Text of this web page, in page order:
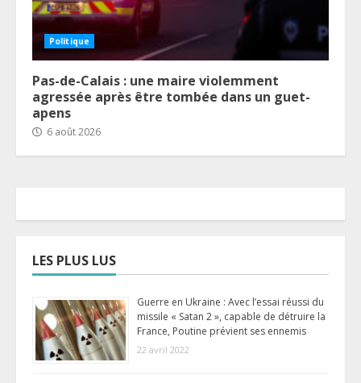
Politique
Pas-de-Calais : une maire violemment
agressée après être tombée dans un guet-
apens
6 août 2026
LES PLUS LUS
Guerre en Ukraine : Avec l’essai réussi du
missile « Satan 2 », capable de détruire la
France, Poutine prévient ses ennemis
22 avril 2022